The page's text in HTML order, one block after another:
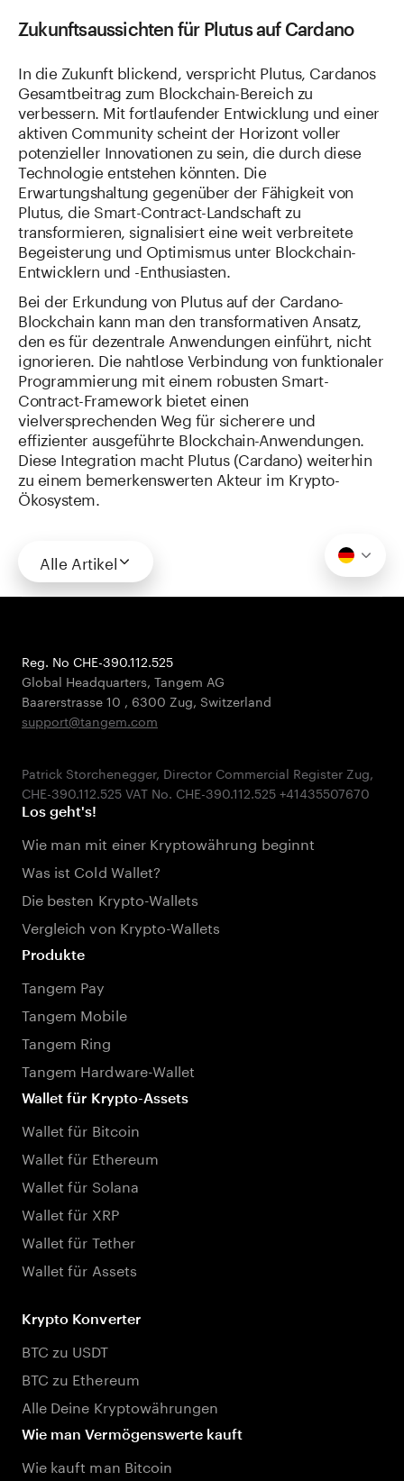
Zukunftsaussichten für Plutus auf Cardano
In die Zukunft blickend, verspricht Plutus, Cardanos
Gesamtbeitrag zum Blockchain-Bereich zu
verbessern. Mit fortlaufender Entwicklung und einer
aktiven Community scheint der Horizont voller
potenzieller Innovationen zu sein, die durch diese
Technologie entstehen könnten. Die
Erwartungshaltung gegenüber der Fähigkeit von
Plutus, die Smart-Contract-Landschaft zu
transformieren, signalisiert eine weit verbreitete
Begeisterung und Optimismus unter Blockchain-
Entwicklern und -Enthusiasten.
Bei der Erkundung von Plutus auf der Cardano-
Blockchain kann man den transformativen Ansatz,
den es für dezentrale Anwendungen einführt, nicht
ignorieren. Die nahtlose Verbindung von funktionaler
Programmierung mit einem robusten Smart-
Contract-Framework bietet einen
vielversprechenden Weg für sicherere und
effizienter ausgeführte Blockchain-Anwendungen.
Diese Integration macht Plutus (Cardano) weiterhin
zu einem bemerkenswerten Akteur im Krypto-
Ökosystem.
Alle Artikel
Reg. No CHE-390.112.525
Global Headquarters, Tangem AG
Baarerstrasse 10 , 6300 Zug, Switzerland
support@tangem.com
Patrick Storchenegger, Director Commercial Register Zug,
Los geht's!
Wie man mit einer Kryptowährung beginnt
Was ist Cold Wallet?
Die besten Krypto-Wallets
Vergleich von Krypto-Wallets
Produkte
Tangem Pay
Tangem Mobile
Tangem Ring
Tangem Hardware-Wallet
Wallet für Krypto-Assets
Wallet für Bitcoin
Wallet für Ethereum
Wallet für Solana
Wallet für XRP
Wallet für Tether
Wallet für Assets
Krypto Konverter
BTC zu USDT
BTC zu Ethereum
Alle Deine Kryptowährungen
Wie man Vermögenswerte kauft
Wie kauft man Bitcoin